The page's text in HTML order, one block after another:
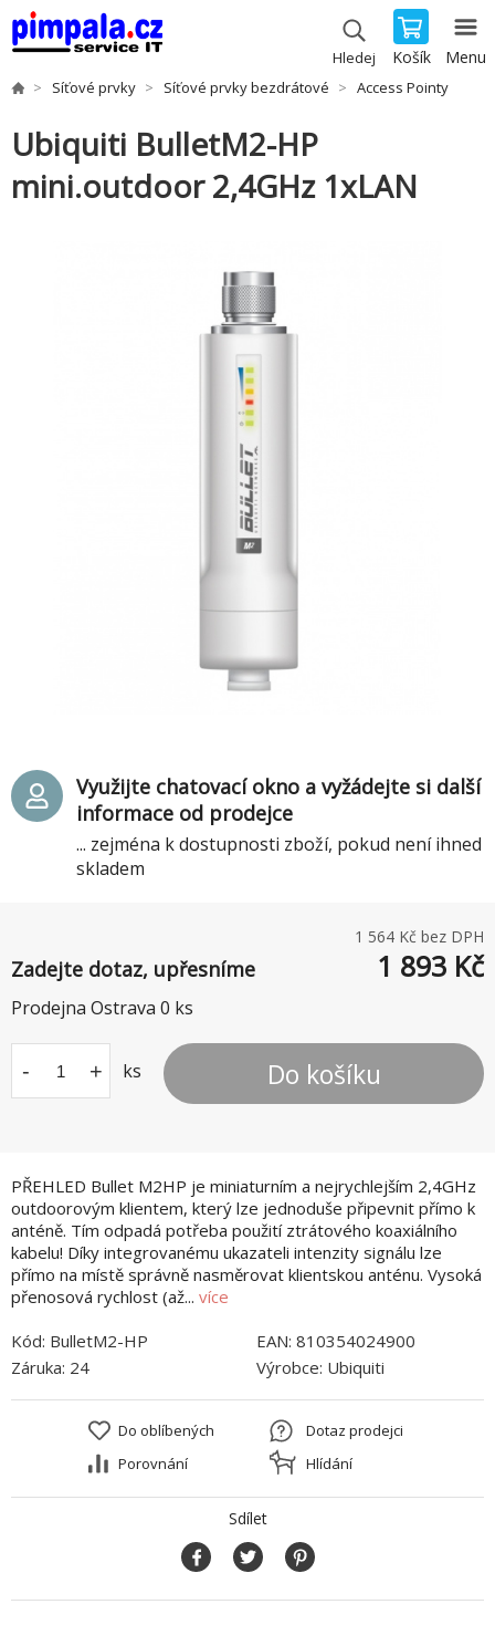
Hledej Košík Menu
Síťové prvky Síťové prvky bezdrátové Access Pointy
Ubiquiti BulletM2-HP
mini.outdoor 2,4GHz 1xLAN
PŘEHLED Bullet M2HP je miniaturním a nejrychlejším 2,4GHz
outdoorovým klientem, který lze jednoduše připevnit přímo k
anténě. Tím odpadá potřeba použití ztrátového koaxiálního
kabelu! Díky integrovanému ukazateli intenzity signálu lze
přímo na místě správně nasměrovat klientskou anténu. Vysoká
přenosová rychlost (až... více
1 564 Kč bez DPH
Zadejte dotaz, upřesníme 1 893 Kč
Prodejna Ostrava 0 ks
- + ks Do košíku
Využijte chatovací okno a vyžádejte si další
informace od prodejce
... zejména k dostupnosti zboží, pokud není ihned
skladem
Kód: BulletM2-HP EAN: 810354024900
Záruka: 24 Výrobce: Ubiquiti
Do oblíbených
Porovnání
Dotaz prodejci
Hlídání
Sdílet